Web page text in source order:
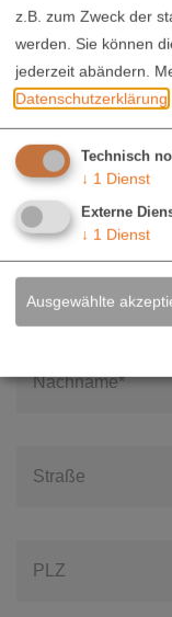
Fühlst Du Dich
Wir freuen uns auf
Nachname*
Straße
PLZ
z.B. zum Zweck der
werden. Sie können
jederzeit abändern.
Datenschutzerklärung
Technisch
↓ 1 Dienst
Externe
↓ 1 Dienst
Ausgewählte